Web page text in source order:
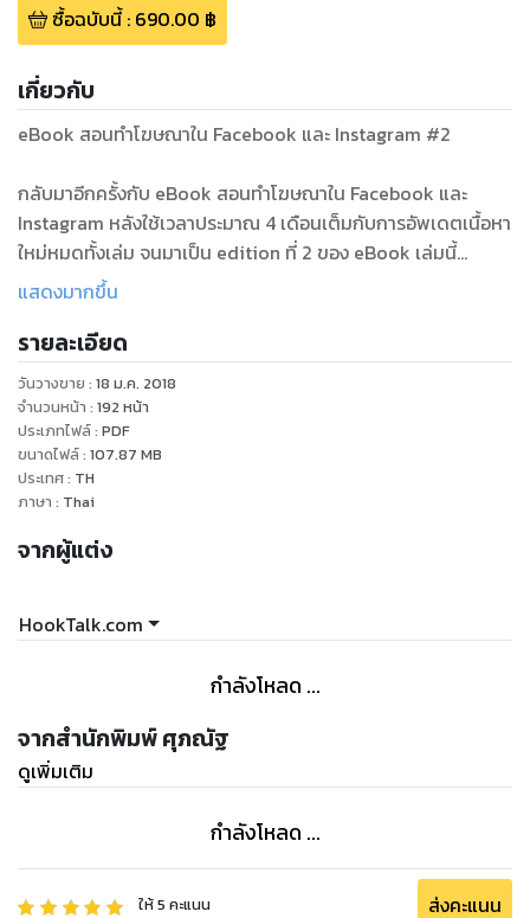
ซื้อฉบับนี้: 690.00 ฿
เกี่ยวกับ
eBook สอนทำโฆษณาใน Facebook และ Instagram #2
กลับมาอีกครั้งกับ eBook สอนทำโฆษณาใน Facebook และ
Instagram หลังใช้เวลาประมาณ 4 เดือนเต็มกับการอัพเดตเนื้อหา
ใหม่หมดทั้งเล่ม จนมาเป็น edition ที่ 2 ของ eBook เล่มนี้
นอกจากการอัพเดตเนื้อหาเก่าๆให้ทันสมัยแล้ว ผมยังได้เพิ่มเติม
ผมเพิ่มเข้าไปเกิดจากหลายๆสิ่งที่มีคนทักเข้ามาถาม และอีก
หลายๆเรื่องก็เกิดจากประสบการณ์ของผมเองที่มีมากขึ้นจากงาน
ที่ทำรวมถึงบทความต่างๆในเว็บเมืองนอกที่ได้ไปไล่อ่านมาเป็น
จำนวนมาก นั่นทำให้จำนวนหน้าใน edition ที่ 2 นี้เพิ่มขึ้นจาก
edition แรกเกือบ 2 เท่า
ขึ้นแบบที่เอเจนซี่โฆษณาและบริษัทอินเทอร์เน็ตใหญ่ๆเค้าใช้กัน
Facebook และ Instagram ได้เอง เมื่ออ่านจบแล้วคุณต้องทำได้
เลย เพราะเราไม่ได้มีจุดประสงค์เพื่อให้คุณอ่านเนื้อหาแล้วถูกโน้ม
น้าวภายในเล่มให้มาลงคอร์สสัมมนาต่อ
3. เนื้อหาครอบคลุมทั้งหมดที่จำเป็นต้องรู้สำหรับโฆษณา
Facebook และ Instagram แล้ว อ่านเล่มเดียวจบ!
4. ผมเข้าใจดีกว่าอาจจะมีบางส่วนใน eBook ที่คุณอ่านแล้วอาจจะ
งงบ้าง ดังนั้นผมจะอยู่กับคุณไปตลอดทั้งเล่ม ถ้าอ่านแล้วติดตรง
ไหน สงสัยตรงไหน สามารถทักมาสอบถามได้ทันทีเลยครับ
แสดงมากขึ้น
รายละเอียด
วันวางขาย : 18 ม.ค. 2018
จำนวนหน้า : 192 หน้า
ประเภทไฟล์: PDF
ขนาดไฟล์: 107.87 MB
ประเทศ: TH
ภาษา : Thai
จากผู้แต่ง
HookTalk.com
กำลังโหลด ...
จากสำนักพิมพ์ ศุภณัฐ
ดูเพิ่มเติม
กำลังโหลด ...
ให้5 คะแนน ส่งคะแนน